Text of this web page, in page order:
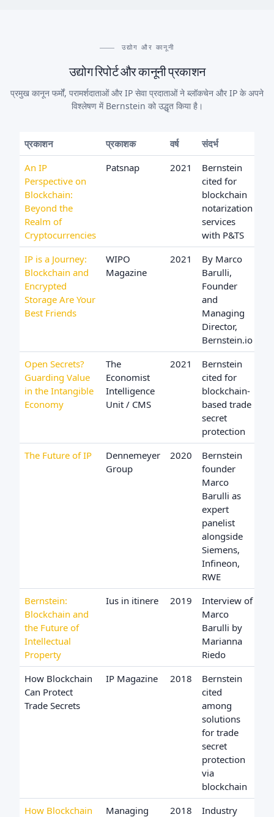
उद्योग और कानूनी
उद्योग रिपोर्ट और कानूनी प्रकाशन
प्रमुख कानून फर्मों, परामर्शदाताओं और IP सेवा प्रदाताओं ने ब्लॉकचेन और IP के अपने
विश्लेषण में Bernstein को उद्धृत किया है।
प्रकाशन प्रकाशक वर्ष
संदर्भ
An IP
Perspective on
Blockchain:
Beyond the
Realm of
Cryptocurrencies
Patsnap 2021
Bernstein
cited for
blockchain
notarization
services
with P&TS
IP is a Journey:
Blockchain and
Encrypted
Storage Are Your
Best Friends
WIPO
Magazine
2021
By Marco
Barulli,
Founder
and
Managing
Director,
Bernstein.io
Open Secrets?
Guarding Value
in the Intangible
Economy
The
Economist
Intelligence
Unit / CMS
2021
Bernstein
cited for
blockchain-
based trade
secret
protection
The Future of IP
Dennemeyer
Group
2020
Bernstein
founder
Marco
Barulli as
expert
panelist
alongside
Siemens,
Infineon,
RWE
Bernstein:
Blockchain and
the Future of
Intellectual
Property
Ius in itinere 2019
Interview of
Marco
Barulli by
Marianna
Riedo
How Blockchain
Can Protect
Trade Secrets
IP Magazine 2018
Bernstein
cited
among
solutions
for trade
secret
protection
via
blockchain
How Blockchain
Managing
2018
Industry